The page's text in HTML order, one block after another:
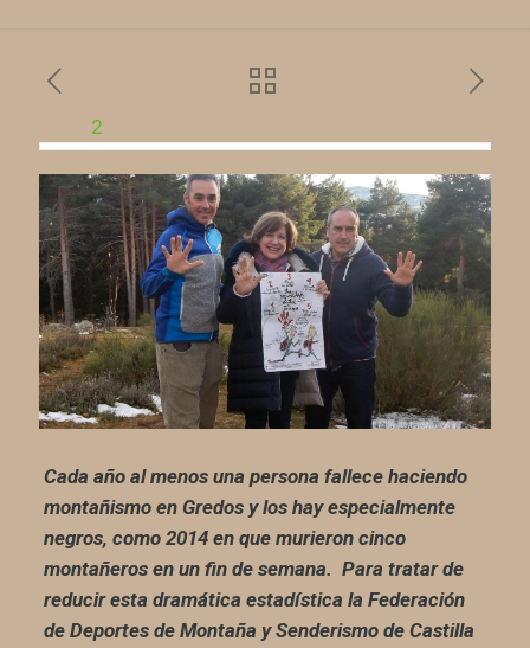
2
Cada año al menos una persona fallece haciendo
montañismo en Gredos y los hay especialmente
negros, como 2014 en que murieron cinco
montañeros en un fin de semana. Para tratar de
reducir esta dramática estadística la Federación
de Deportes de Montaña y Senderismo de Castilla